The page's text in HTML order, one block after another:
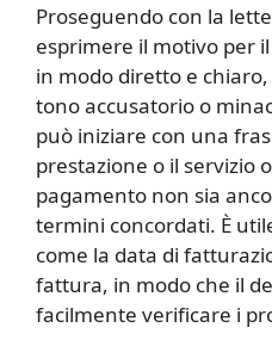
Proseguendo con la
esprimere il motivo per
in modo diretto e
tono accusatorio o
può iniziare con una
prestazione o il servizio
pagamento non sia
termini concordati. È
come la data di
fattura, in modo che il
facilmente verificare i